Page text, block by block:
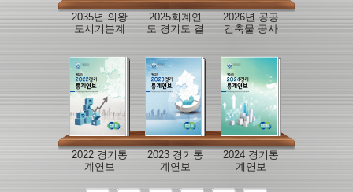
2035년 의왕
도시기본계
2025회계연
도 경기도 결
2026년 공공
건축물 공사
2022 경기통
계연보
2023 경기통
계연보
2024 경기통
계연보